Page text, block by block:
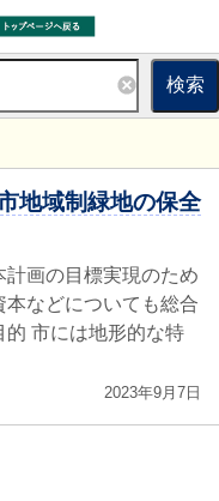
検索
地域制緑地の保全
計画の目標実現のため
などについても総合
市には地形的な特
2023年9月7日